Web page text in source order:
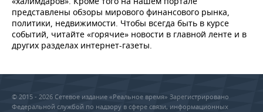
представлены обзоры мирового финансового рынка,
политики, недвижимости. Чтобы всегда быть в курсе
событий, читайте «горячие» новости в главной ленте и в
других разделах интернет-газеты.
© 2015 - 2026 Сетевое издание «Реальное время» Зарегистрировано
Федеральной службой по надзору в сфере связи, информационных